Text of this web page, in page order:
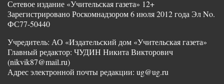
Сетевое издание «Учительская газета» 12+
Зарегистрировано Роскомнадзором 6 июля 2012 года Эл No.
ФС77-50440
Учредитель: АО «Издательский дом «Учительская газета»
Главный редактор: ЧУДИН Никита Викторович
(nikvik87@mail.ru)
Адрес электронной почты редакции: ug@ug.ru